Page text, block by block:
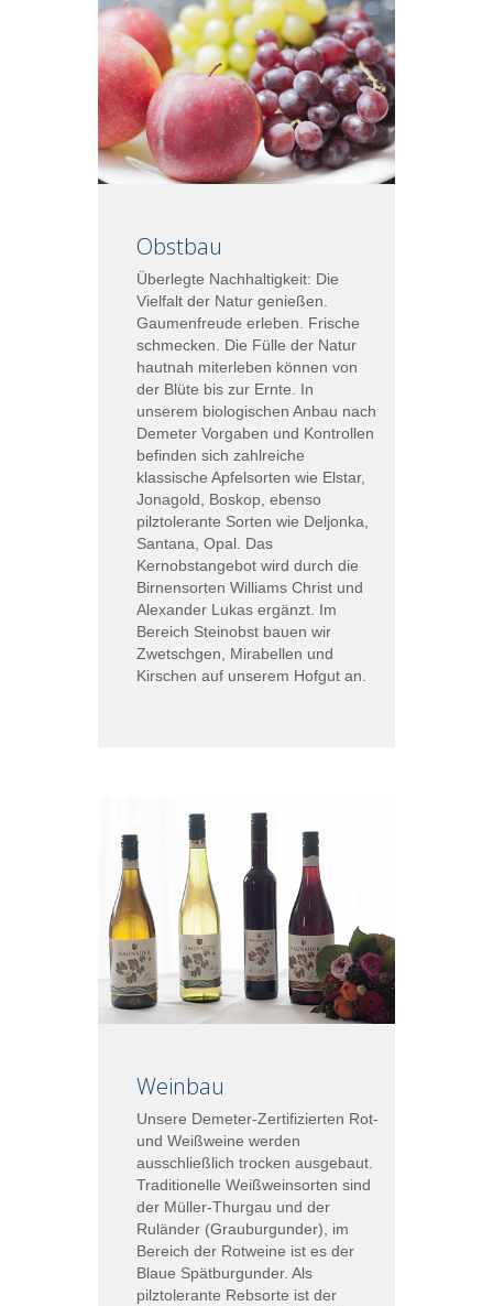
Obstbau
Überlegte Nachhaltigkeit: Die
Vielfalt der Natur genießen.
Gaumenfreude erleben. Frische
schmecken. Die Fülle der Natur
hautnah miterleben können von
der Blüte bis zur Ernte. In
unserem biologischen Anbau nach
Demeter Vorgaben und Kontrollen
befinden sich zahlreiche
klassische Apfelsorten wie Elstar,
Jonagold, Boskop, ebenso
pilztolerante Sorten wie Deljonka,
Santana, Opal. Das
Kernobstangebot wird durch die
Birnensorten Williams Christ und
Alexander Lukas ergänzt. Im
Bereich Steinobst bauen wir
Zwetschgen, Mirabellen und
Kirschen auf unserem Hofgut an.
Weinbau
Unsere Demeter-Zertifizierten Rot-
und Weißweine werden
ausschließlich trocken ausgebaut.
Traditionelle Weißweinsorten sind
der Müller-Thurgau und der
Ruländer (Grauburgunder), im
Bereich der Rotweine ist es der
Blaue Spätburgunder. Als
pilztolerante Rebsorte ist der